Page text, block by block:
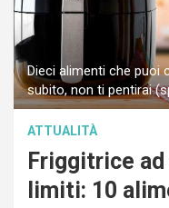
Dieci alimenti che puoi
subito, non ti pentirai
ATTUALITÀ
Friggitrice
limiti: 10